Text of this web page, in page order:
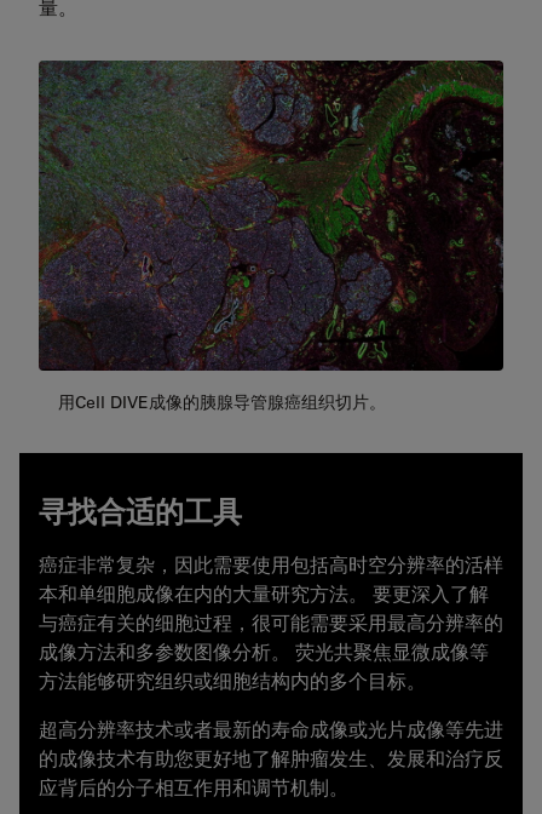
量。
用Cell DIVE成像的胰腺导管腺癌组织切片。
寻找合适的工具
癌症非常复杂，因此需要使用包括高时空分辨率的活样
本和单细胞成像在内的大量研究方法。 要更深入了解
与癌症有关的细胞过程，很可能需要采用最高分辨率的
成像方法和多参数图像分析。 荧光共聚焦显微成像等
方法能够研究组织或细胞结构内的多个目标。
超高分辨率技术或者最新的寿命成像或光片成像等先进
的成像技术有助您更好地了解肿瘤发生、发展和治疗反
应背后的分子相互作用和调节机制。